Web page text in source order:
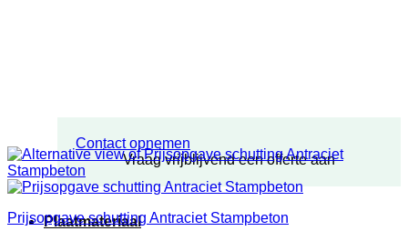
Contact opnemen
Vraag vrijblijvend een offerte aan
Plaatmateriaal
Prijsopgave schutting Antraciet Stampbeton